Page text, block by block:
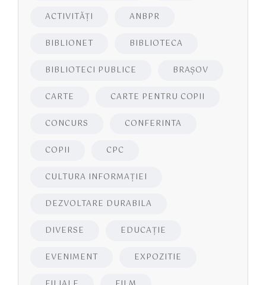
ACTIVITĂŢI ANBPR
BIBLIONET BIBLIOTECA
BIBLIOTECI PUBLICE BRAŞOV
CARTE CARTE PENTRU COPII
CONCURS CONFERINTA
COPII CPC
CULTURA INFORMAŢIEI
DEZVOLTARE DURABILA
DIVERSE EDUCAŢIE
EVENIMENT EXPOZITIE